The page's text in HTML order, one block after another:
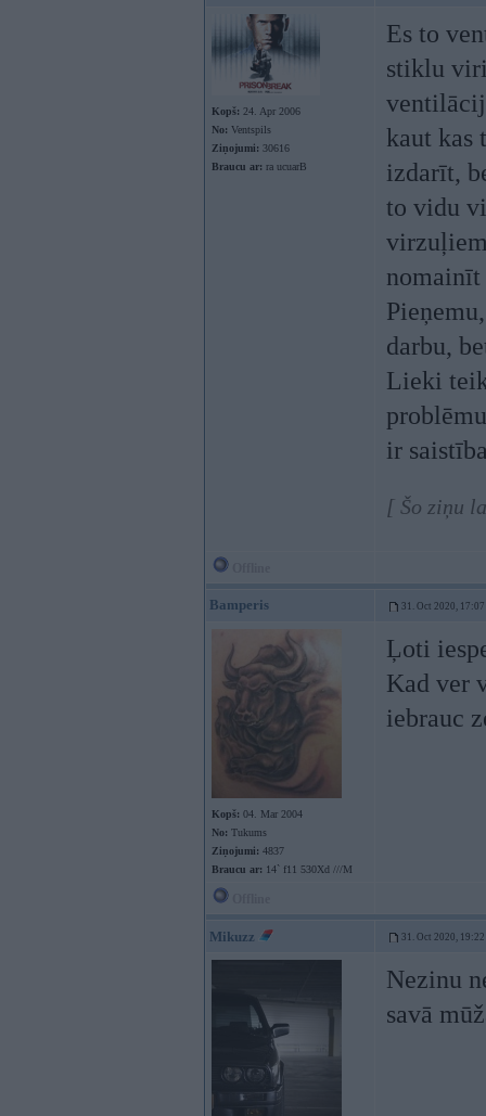
Kopš: 24. Apr 2006
No: Ventspils
Ziņojumi: 30616
Braucu ar: ra ucuarB
Es to
stiklu
kaut kas
izdarīt,
to vidu
darbu,
Lieki
ir
[ Šo ziņu
Bamperis 31. Oct 2020, 17:07
Kopš: 04. Mar 2004
No: Tukums
Ziņojumi: 4837
Braucu ar: 14` f11 530Xd ///M
Ļoti
Kad ver
iebrauc
Mikuzz 31. Oct 2020, 19:22
Nezinu
savā